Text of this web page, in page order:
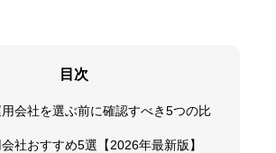
目次
会社を選ぶ前に確認すべき5つの比
社おすすめ5選【2026年最新版】